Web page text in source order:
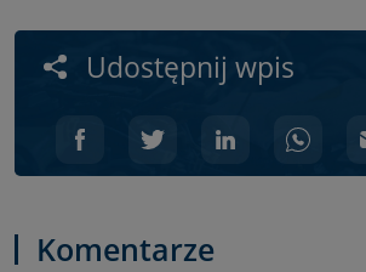
Udostępnij wpis
Komentarze